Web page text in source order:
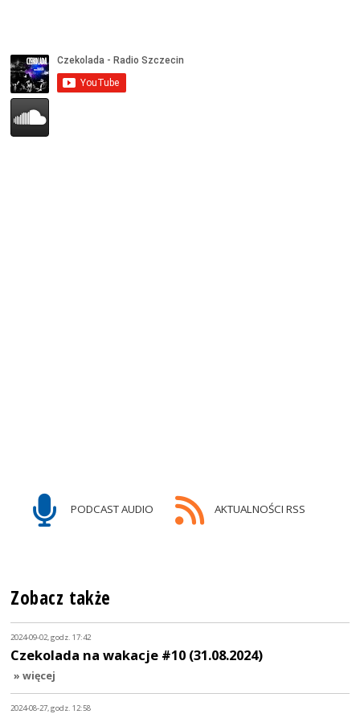
PODCAST AUDIO AKTUALNOŚCI RSS
Zobacz także
2024-09-02, godz. 17:42
Czekolada na wakacje #10 (31.08.2024)
» więcej
2024-08-27, godz. 12:58